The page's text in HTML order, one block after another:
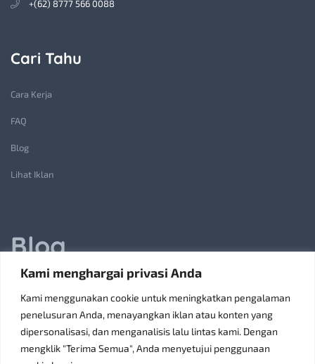
Kami menghargai privasi Anda
Kami menggunakan cookie untuk meningkatkan pengalaman
penelusuran Anda, menayangkan iklan atau konten yang
dipersonalisasi, dan menganalisis lalu lintas kami. Dengan
mengklik "Terima Semua", Anda menyetujui penggunaan
+(62) 8777 566 0088
Cari Tahu
Cara Kerja
FAQ
Blog
Lihat Iklan
Blog
Jasa Pembuatan Lift Barang: Solusi Transportasi Vertikal
Receiving Parcels and Mail at a Rented Room in Singapore
6 Tips Pilih Oven Listrik Terbaik Sesuai Kebutuhan